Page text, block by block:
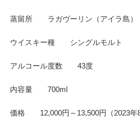
蒸留所 ラガヴーリン（アイラ島）
ウイスキー種 シングルモルト
アルコール度数 43度
内容量 700ml
価格 12,000円～13,500円（2023年8